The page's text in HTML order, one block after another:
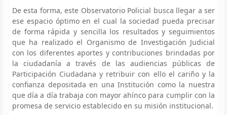
De esta forma, este Observatorio Policial busca llegar a ser
ese espacio óptimo en el cual la sociedad pueda precisar
de forma rápida y sencilla los resultados y seguimientos
que ha realizado el Organismo de Investigación Judicial
con los diferentes aportes y contribuciones brindadas por
la ciudadanía a través de las audiencias públicas de
Participación Ciudadana y retribuir con ello el cariño y la
confianza depositada en una Institución como la nuestra
que día a día trabaja con mayor ahínco para cumplir con la
promesa de servicio establecido en su misión institucional.